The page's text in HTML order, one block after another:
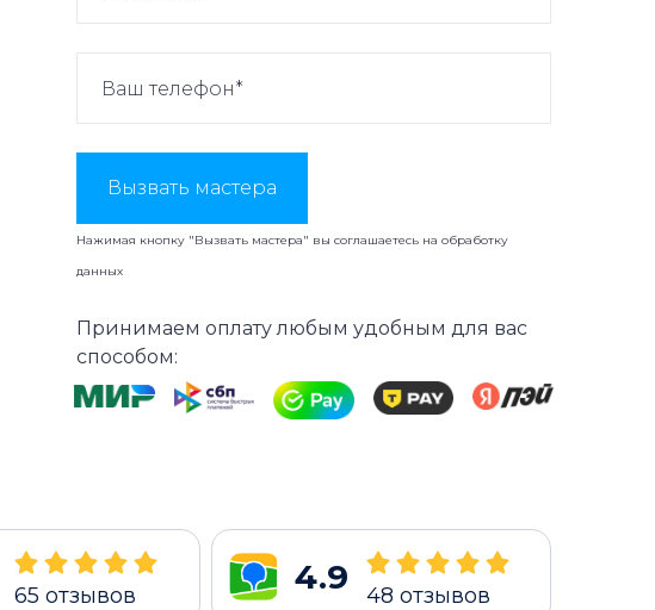
Вызвать мастера
Нажимая кнопку "Вызвать мастера" вы соглашаетесь наобработку
данных
Принимаем оплату любым удобным для вас
способом:
65 отзывов 4.9 48 отзывов